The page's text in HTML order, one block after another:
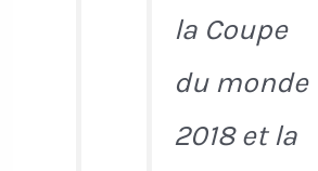
la Coupe
du monde
2018 et la